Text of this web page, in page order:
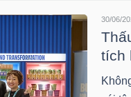
30/06/
tích